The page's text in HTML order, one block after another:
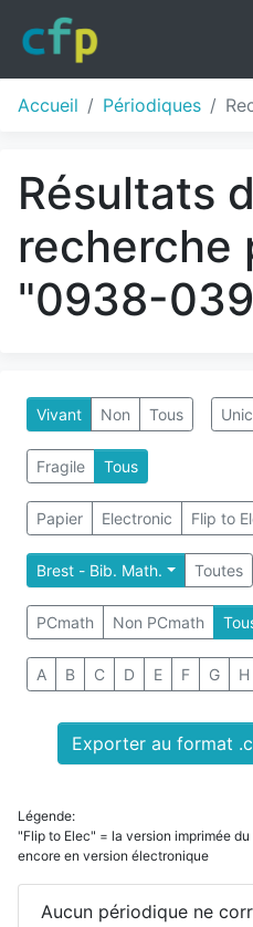
Accueil Périodiques
Résultats
recherche
"0938-
Vivant Non Tous
Fragile Tous
Papier Electronic Flip to
Brest - Bib. Math. Toutes
PCmath Non PCmath
A B C D E F G H
Exporter au format
Légende:
"Flip to Elec" = la version imprimée
encore en version électronique
Aucun périodique ne